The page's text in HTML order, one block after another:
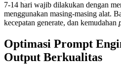
7-14 hari wajib dilakukan dengan
menggunakan masing-masing alat.
kecepatan generate, dan kemudahan
Optimasi Prompt
Output Berkualitas